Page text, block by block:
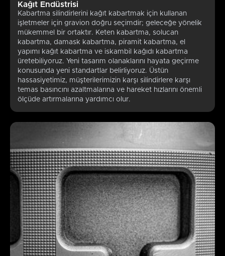
Kağıt Endüstrisi
Kabartma silindirlerini kağıt kabartmak için kullanan
işletmeler için gravion doğru seçimdir; geleceğe yönelik
mükemmel bir ortaktır. Keten kabartma, solucan
kabartma, damask kabartma, piramit kabartma, el
yapımı kağıt kabartma ve iskambil kağıdı kabartma
üretebiliyoruz. Yeni tasarım olanaklarını hayata geçirme
konusunda yeni standartlar belirliyoruz. Üstün
hassasiyetimiz, müşterilerimizin karşı silindirlere karşı
temas basıncını azaltmalarına ve hareket hızlarını önemli
ölçüde artırmalarına yardımcı olur.